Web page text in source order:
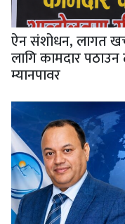
ऐन संशोधन, लागत
लागि कामदार पठाउन
म्यानपावर